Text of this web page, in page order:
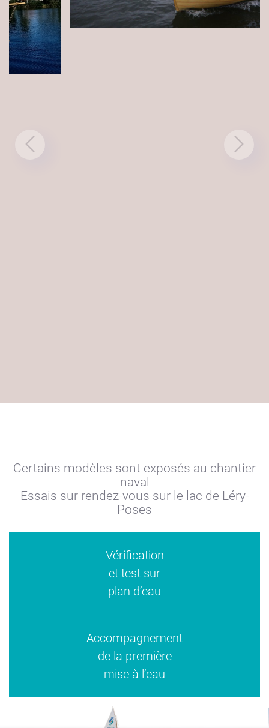
Certains modèles sont exposés au chantier
naval
Essais sur rendez-vous sur le lac de Léry-
Poses
Vérification
et test sur
plan d’eau
Accompagnement
de la première
mise à l’eau